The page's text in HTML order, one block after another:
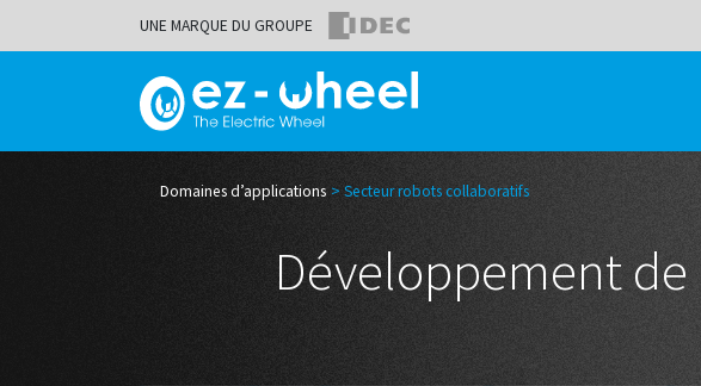
UNE MARQUE DU GROUPE
Domaines d’applications Secteur robots collaboratifs
Développement de